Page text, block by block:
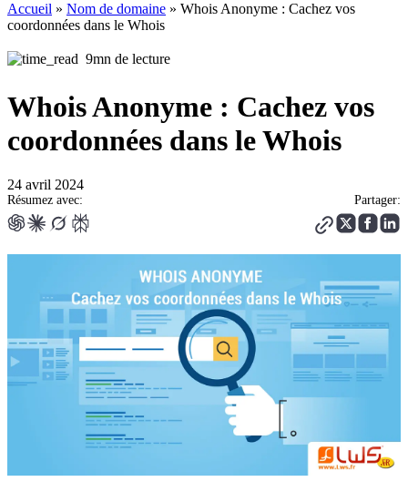
Accueil » Nom de domaine » Whois Anonyme : Cachez vos
coordonnées dans le Whois
9mn de lecture
Whois Anonyme : Cachez vos
coordonnées dans le Whois
24 avril 2024
Résumez avec: Partager: